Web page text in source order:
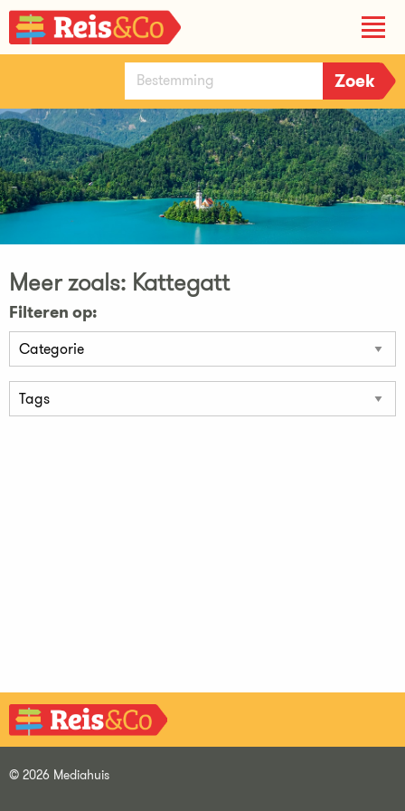
Meer zoals: Kattegatt
Filteren op:
© 2026 Mediahuis